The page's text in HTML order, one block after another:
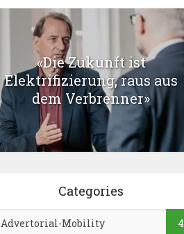
«Die Zukunft ist
Elektrifizierung, raus aus
dem Verbrenner»
Categories
Advertorial-Mobility 4